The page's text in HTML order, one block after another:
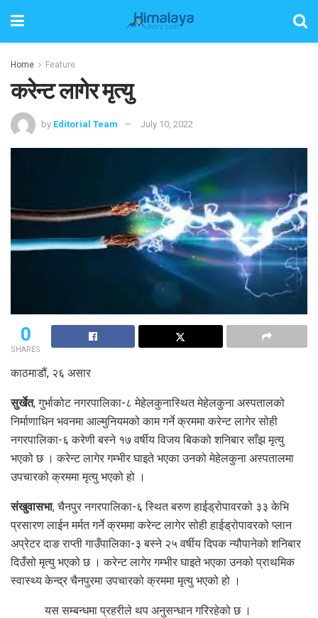
Home Feature
करेन्ट लागेर मृत्यु
by Editorial Team July 10, 2022
0
SHARES
काठमाडौं, २६ असार
सुर्खेत, गुर्भाकोट नगरपालिका-८ मेहेलकुनास्थित मेहेलकुना अस्पतालको
निर्माणाधिन भवनमा आल्मुनियमको काम गर्ने क्रममा करेन्ट लागेर सोही
नगरपालिका-६ करेणी बस्ने १७ वर्षीय विजय बिकको शनिबार साँझ मृत्यु
भएको छ । करेन्ट लागेर गम्भीर घाइते भएका उनको मेहेलकुना अस्पतालमा
उपचारको क्रममा मृत्यु भएको हो ।
संखुवासभा, चैनपुर नगरपालिका-६ स्थित बरुण हाईड्रोपावरको ३३ केभि
प्रसारण लाईन मर्मत गर्ने क्रममा करेन्ट लागेर सोही हाईड्रोपावरको प्लान
अप्रेटर दाङ राप्ती गाउँपालिका-३ बस्ने २५ वर्षीय दिपक न्यौपानेको शनिबार
दिउँसो मृत्यु भएको छ । करेन्ट लागेर गम्भीर घाइते भएका उनको प्राथमिक
स्वास्थ्य केन्द्र चैनपुरमा उपचारको क्रममा मृत्यु भएको हो ।
यस सम्बन्धमा प्रहरीले थप अनुसन्धान गरिरहेको छ ।